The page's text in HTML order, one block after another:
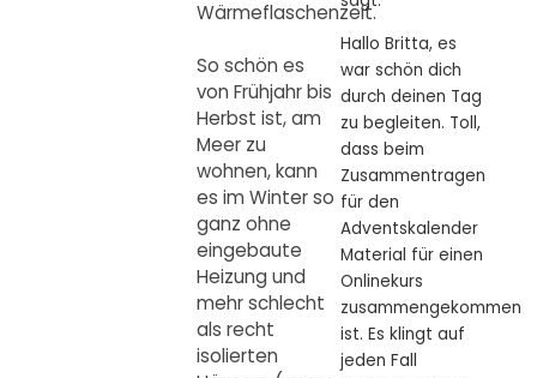
Wärmeflaschenzeit.
So schön es
von Frühjahr bis
Herbst ist, am
Meer zu
wohnen, kann
es im Winter so
ganz ohne
eingebaute
Heizung und
mehr schlecht
als recht
isolierten
Hallo Britta, es
war schön dich
durch deinen Tag
zu begleiten. Toll,
dass beim
Zusammentragen
für den
Adventskalender
Material für einen
Onlinekurs
zusammengekommen
ist. Es klingt auf
jeden Fall